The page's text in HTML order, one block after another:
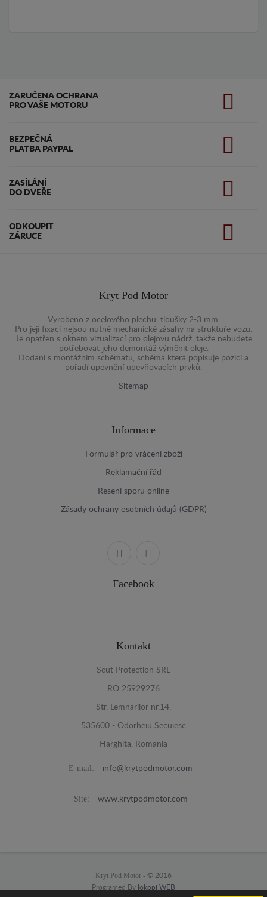
ZARUČENA OCHRANA
PRO VAŠE MOTORU
BEZPEČNÁ
PLATBA PAYPAL
ZASÍLÁNÍ
DO DVEŘE
ODKOUPIT
ZÁRUCE
Kryt Pod Motor
Vyrobeno z ocelového plechu, tloušky 2-3 mm.
Pro její fixaci nejsou nutné mechanické zásahy na struktuře vozu.
Je opatřen s oknem vizualizací pro olejovu nádrž, takže nebudete
potřebovat jeho demontáž výměnit oleje.
Dodaní s montážním schématu, schéma která popisuje pozici a
pořadí upevnění upevňovacích prvků.
Sitemap
Informace
Formulář pro vrácení zboží
Reklamační řád
Resení sporu online
Zásady ochrany osobních údajů (GDPR)
Facebook
Kontakt
Scut Protection SRL
RO 25929276
Str. Lemnarilor nr.14.
535600 - Odorheiu Secuiesc
Harghita, Romania
E-mail: info@krytpodmotor.com
Site: www.krytpodmotor.com
Kryt Pod Motor - © 2016
Programed By lokopi WEB